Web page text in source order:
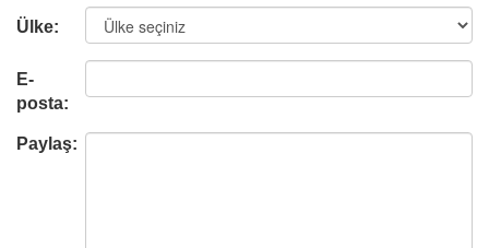
Ülke:
E-
posta:
Paylaş: